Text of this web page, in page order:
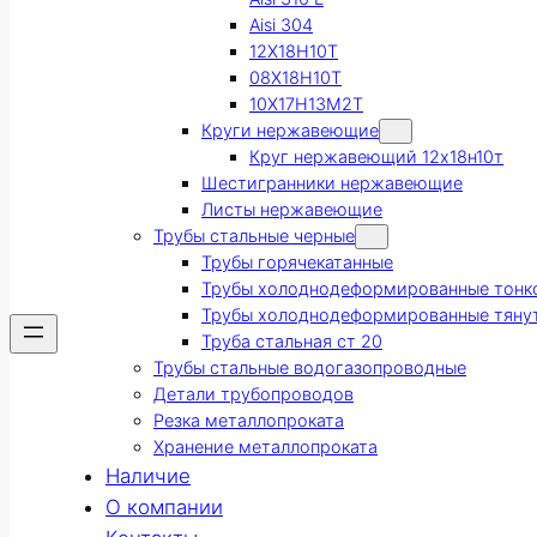
Aisi 304
12Х18Н10Т
08Х18Н10Т
10Х17Н13М2Т
Круги нержавеющие
Круг нержавеющий 12х18н10т
Шестигранники нержавеющие
Листы нержавеющие
Трубы стальные черные
Трубы горячекатанные
Трубы холоднодеформированные
Трубы холоднодеформированные
Труба стальная ст 20
Трубы стальные водогазопроводные
Детали трубопроводов
Резка металлопроката
Хранение металлопроката
Наличие
О компании